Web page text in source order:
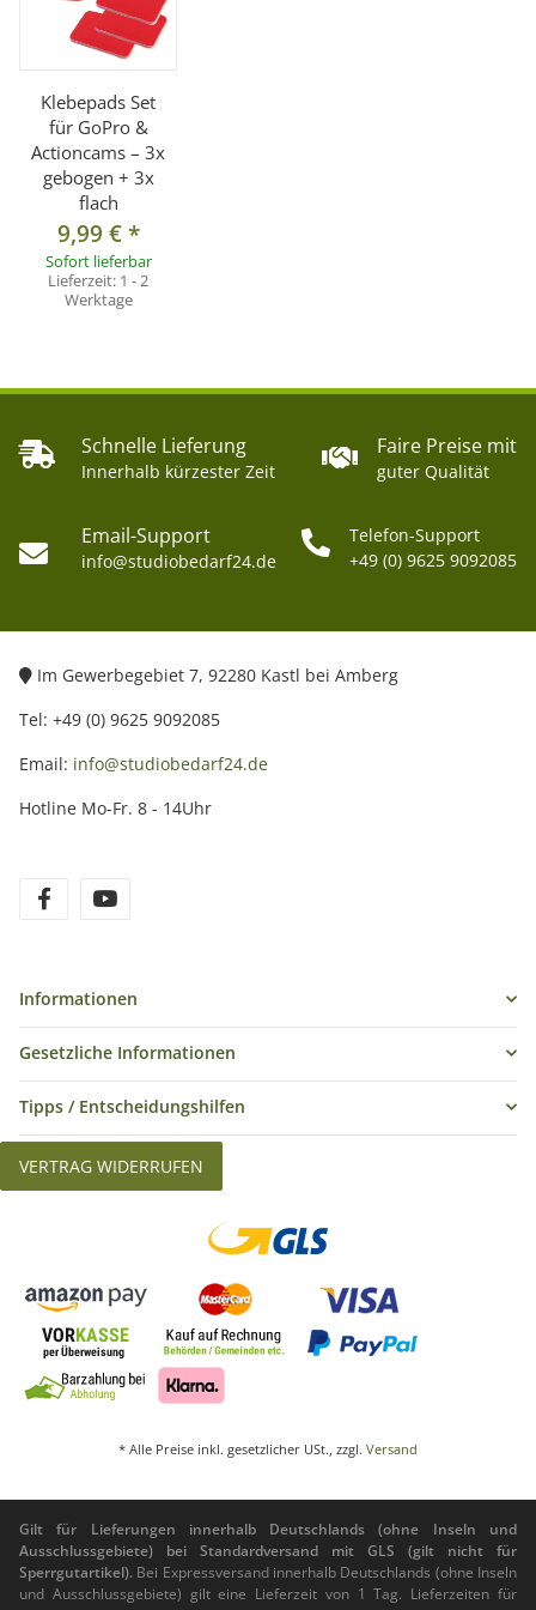
Damit eignen sie sich ideal für
Actioneinsätze
Passend für verschiedene Halterungen
Die Kombination aus flachen und gebogenen Pads
ermöglicht den Einsatz auf unterschiedlichen
Untergründen wie
Flächen.
Technische Daten
Typ: Ersatz Klebepads
Material: Hochleistungsklebefläche
Lieferumfang
3x gebogene Klebepads
Klebepads Set
für GoPro &
Actioncams – 3x
gebogen + 3x
flach
9,99 €*
Sofort lieferbar
Lieferzeit: 1 - 2
Werktage
Schnelle Lieferung
Innerhalb kürzester Zeit
Faire Preise mit
guter Qualität
Email-Support
info@studiobedarf24.de
Telefon-Support
+49 (0) 9625 9092085
Im Gewerbegebiet 7, 92280 Kastl bei Amberg
Tel: +49 (0) 9625 9092085
Email: info@studiobedarf24.de
Hotline Mo-Fr. 8 - 14Uhr
Informationen
Gesetzliche Informationen
Tipps / Entscheidungshilfen
VERTRAG WIDERRUFEN
* Alle Preise inkl. gesetzlicher USt., zzgl. Versand
Gilt für Lieferungen innerhalb Deutschlands (ohne Inseln und
Ausschlussgebiete) bei Standardversand mit GLS (gilt nicht für
Sperrgutartikel). Bei Expressversand innerhalb Deutschlands (ohne Inseln
und Ausschlussgebiete) gilt eine Lieferzeit von 1 Tag. Lieferzeiten für